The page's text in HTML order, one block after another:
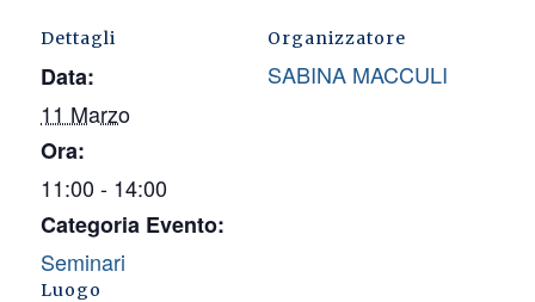
Dettagli
Data:
11 Marzo
Ora:
11:00 - 14:00
Categoria Evento:
Seminari
Luogo
Organizzatore
SABINA MACCULI